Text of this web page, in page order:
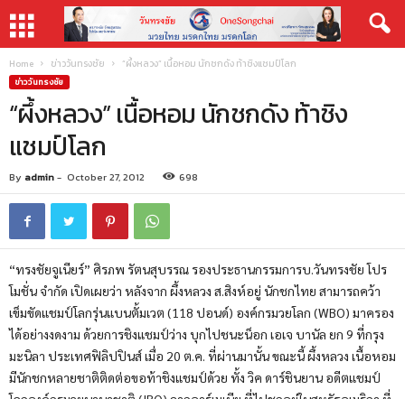
Home ข่าววันทรงชัย “ผึ้งหลวง” เนื้อหอม นักชกดัง ท้าชิงแชมป์โลก
ข่าววันทรงชัย
“ผึ้งหลวง” เนื้อหอม นักชกดัง ท้าชิง
แชมป์โลก
By admin- October 27, 2012 698
“ทรงชัยจูเนียร์” ศิรภพ รัตนสุบรรณ รองประธานกรรมการบ.วันทรงชัย โปร
โมชั่น จำกัด เปิดเผยว่า หลังจาก ผึ้งหลวง ส.สิงห์อยู่ นักชกไทย สามารถคว้า
เข็มขัดแชมป์โลกรุ่นแบนตั้มเวต (118 ปอนด์) องค์กรมวยโลก (WBO) มาครอง
ได้อย่างงดงาม ด้วยการชิงแชมป์ว่าง บุกไปชนะน็อก เอเจ บานัล ยก 9 ที่กรุง
มะนิลา ประเทศฟิลิปปินส์ เมื่อ 20 ต.ค. ที่ผ่านมานั้น ขณะนี้ ผึ้งหลวง เนื้อหอม
มีนักชกหลายชาติติดต่อขอท้าชิงแชมป์ด้วย ทั้ง วิค ดาร์ชินยาน อดีตแชมป์